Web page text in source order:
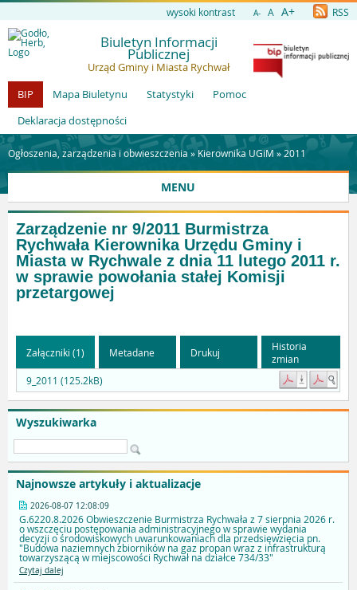
wysoki kontrast A- A A+ RSS
Biuletyn Informacji
Publicznej
Urząd Gminy i Miasta Rychwał
BIP
Mapa Biuletynu Statystyki
Pomoc
Deklaracja dostępności
Ogłoszenia, zarządzenia i obwieszczenia » Kierownika UGiM» 2011
MENU
Wyszukiwarka
Najnowsze artykuły i aktualizacje
2026-08-07 12:08:09
G.6220.8.2026 Obwieszczenie Burmistrza Rychwała z 7 sierpnia 2026 r.
o wszczęciu postępowania administracyjnego w sprawie wydania
decyzji o środowiskowych uwarunkowaniach dla przedsięwzięcia pn.
"Budowa naziemnych zbiorników na gaz propan wraz z infrastrukturą
towarzyszącą w miejscowości Rychwał na działce 734/33"
Czytaj dalej
Zarządzenie nr 9/2011 Burmistrza
Rychwała Kierownika Urzędu Gminy i
Miasta w Rychwale z dnia 11 lutego 2011 r.
w sprawie powołania stałej Komisji
przetargowej
Załączniki (1) Metadane Drukuj
Historia
zmian
9_2011 (125.2kB)